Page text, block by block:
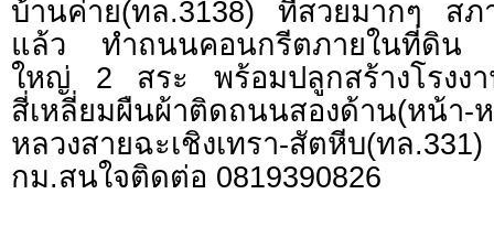
บ้านค่าย(ทล.3138) ที่สวยมากๆ สภ
แล้ว ทำถนนคอนกรีตภายในที่ดิน
ใหญ่ 2 สระ พร้อมปลูกสร้างโรงง
สี่เหลี่ยมผืนผ้าติดถนนสองด้าน(หน้า
หลวงสายฉะเชิงเทรา-สัตหีบ(ท
กม.สนใจติดต่อ 0819390826